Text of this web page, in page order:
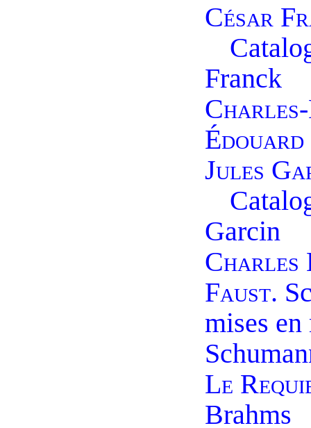
César
Franck
Jules
Garcin
Charles
Faust.
mises
Le
Brahms